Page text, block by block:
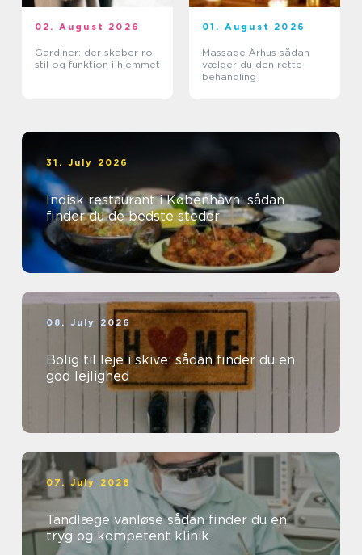
02. August 2026
Gardiner: der skaber ro,
stil og funktion i hjemmet
01. August 2026
Massage Århus sådan
vælger du den rette
behandling
31. July 2026
Indisk restaurant i København: sådan
finder du de bedste steder
08. July 2026
Bolig til leje i skive: sådan finder du en
god lejlighed
07. July 2026
Tandlæge vanløse sådan finder du en
tryg og kompetent klinik